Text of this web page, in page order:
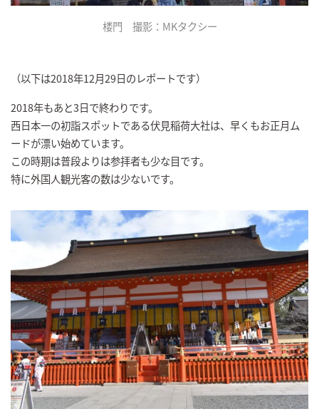
楼門 撮影：MKタクシー
（以下は2018年12月29日のレポートです）
2018年もあと3日で終わりです。
西日本一の初詣スポットである伏見稲荷大社は、早くもお正月ム
ードが漂い始めています。
この時期は普段よりは参拝者も少な目です。
特に外国人観光客の数は少ないです。